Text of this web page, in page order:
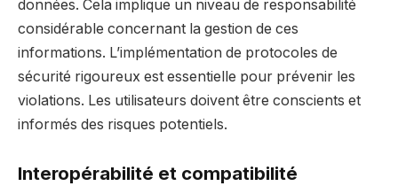
données. Cela implique un niveau de responsabilité
considérable concernant la gestion de ces
informations. L’implémentation de protocoles de
sécurité rigoureux est essentielle pour prévenir les
violations. Les utilisateurs doivent être conscients et
informés des risques potentiels.
Interopérabilité et compatibilité